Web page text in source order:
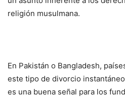
religión musulmana.
En Pakistán o Bangladesh,
este tipo de divorcio
es una buena señal para los